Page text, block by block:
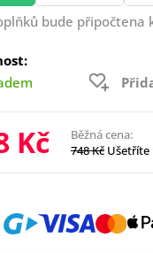
bude připočtena
Kč
Běžná cena:
748 Kč Ušetříte